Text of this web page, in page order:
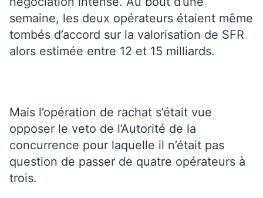
semaine, les deux opérateurs étaient même
tombés d’accord sur la valorisation de SFR
alors estimée entre 12 et 15 milliards.
Mais l’opération de rachat s’était vue
opposer le veto de l’Autorité de la
concurrence pour laquelle il n’était pas
question de passer de quatre opérateurs à
trois.